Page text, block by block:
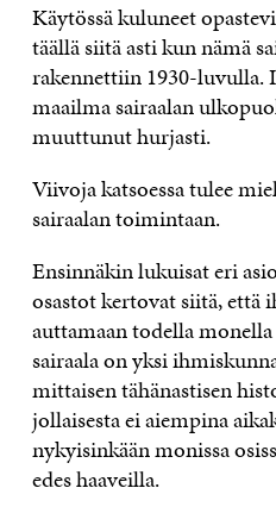
Käytössä kuluneet
täällä siitä asti kun nämä
rakennettiin 1930-luvulla.
maailma sairaalan
muuttunut hurjasti.
Viivoja katsoessa tulee
sairaalan toimintaan.
Ensinnäkin lukuisat eri
osastot kertovat siitä, että
auttamaan todella
sairaala on yksi
mittaisen tähänastisen
jollaisesta ei aiempina
nykyisinkään monissa
edes haaveilla.